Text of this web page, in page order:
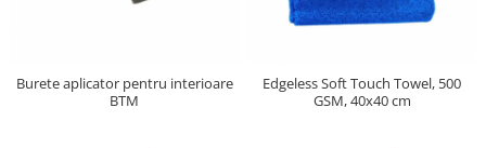
Ceară
Protectie piele
Suflante
Nebulizatoare, Spumante
Burete aplicator pentru interioare
BTM
Edgeless Soft Touch Towel, 500
GSM, 40x40 cm